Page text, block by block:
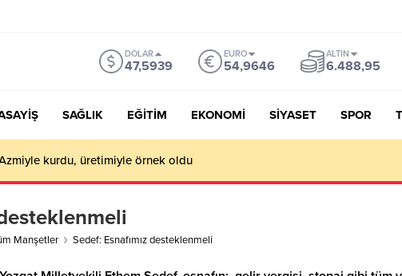
DOLAR
47,5939
EURO
54,9646
ALTIN
6.488,95
SAĞLIK EĞİTİM EKONOMİ SİYASET SPOR
kurdu, üretimiyle örnek oldu
Manşetler Sedef: Esnafımız desteklenmeli